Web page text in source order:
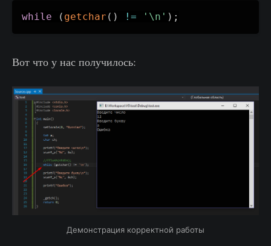
while ( getchar ( ) != '\n' ) ;
Вот что у нас получилось:
Демонстрация корректной работы